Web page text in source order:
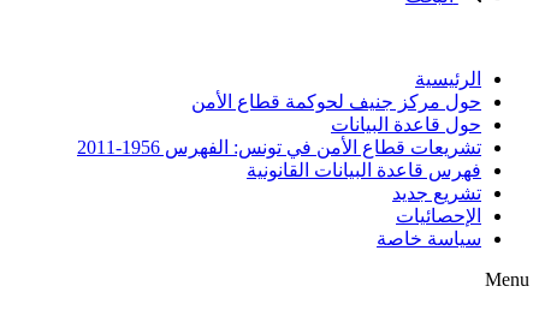
الرئيسية
حول مركز جنيف لحوكمة قطاع الأمن
حول قاعدة البيانات
تشريعات قطاع الأمن في تونس: الفهرس 1956-2011
فهرس قاعدة البيانات القانونية
تشريع جديد
الإحصائيات
سياسة خاصة
Menu